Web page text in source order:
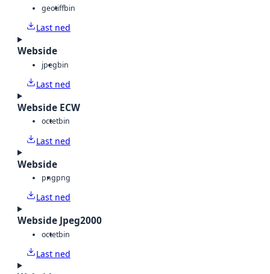
geotiffbin
Last ned
Webside
jpegbin
Last ned
Webside ECW
octetbin
Last ned
Webside
pngpng
Last ned
Webside Jpeg2000
octetbin
Last ned